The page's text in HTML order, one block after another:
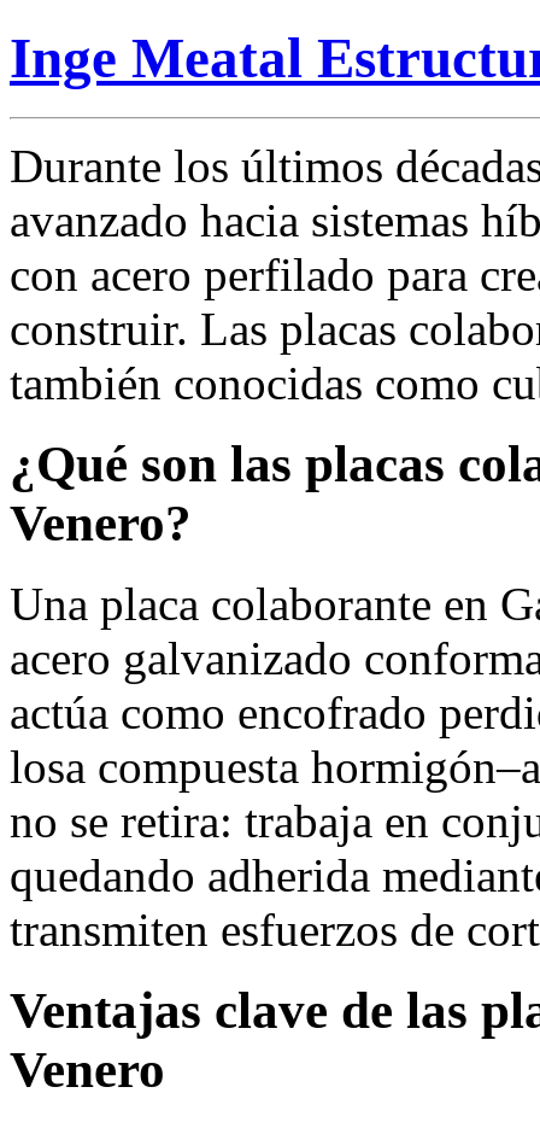
Inge Meatal
Durante los últimos
avanzado hacia sistemas
con acero perfilado para
construir. Las placas
también conocidas como
¿Qué son las placas
Venero?
Una placa colaborante en
acero galvanizado
actúa como encofrado
losa compuesta
no se retira: trabaja en
quedando adherida
transmiten esfuerzos de
Ventajas clave de las
Venero